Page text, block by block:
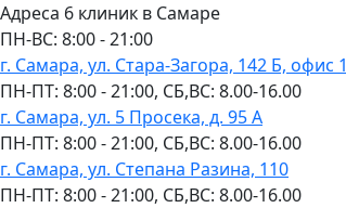
Адреса 6 клиник в Самаре
ПН-ВC: 8:00 - 21:00
г. Самара, ул. Стара-Загора, 142 Б, офис 1
ПН-ПТ: 8:00 - 21:00, СБ,ВС: 8.00-16.00
г. Самара, ул. 5 Просека, д. 95 А
ПН-ПТ: 8:00 - 21:00, СБ,ВС: 8.00-16.00
г. Самара, ул. Степана Разина, 110
ПН-ПТ: 8:00 - 21:00, СБ,ВС: 8.00-16.00